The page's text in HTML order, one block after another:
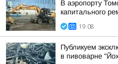
В аэропорту
капитального
19:08
Публикуем
в пивоварне